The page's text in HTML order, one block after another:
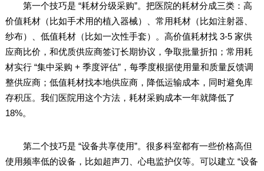
第一个技巧是 “耗材分级采购”。把医院的耗材分成三类：高
价值耗材（比如手术用的植入器械）、常用耗材（比如注射器、
纱布）、低值耗材（比如一次性手套）。高价值耗材找 3-5 家供
应商比价，和优质供应商签订长期协议，争取批量折扣；常用耗
材实行 “集中采购 + 季度评估”，每季度根据使用量和质量反馈调
整供应商；低值耗材找本地供应商，降低运输成本，同时避免库
存积压。我们医院用这个方法，耗材采购成本一年就降低了
18%。
第二个技巧是 “设备共享使用”。很多科室都有一些价格高但
使用频率低的设备，比如超声刀、心电监护仪等。可以建立 “设备